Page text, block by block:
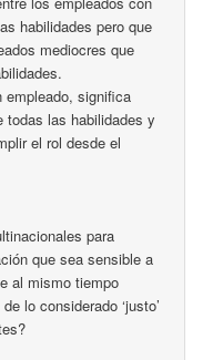
habilidades pero que
mediocres que
significa
todas las habilidades y
el rol desde el
para
que sea sensible a
al mismo tiempo
lo considerado ‘justo’